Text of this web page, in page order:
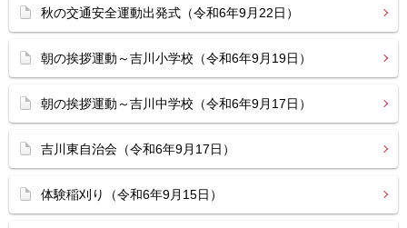
秋の交通安全運動出発式（令和6年9月22日）
朝の挨拶運動～吉川小学校（令和6年9月19日）
朝の挨拶運動～吉川中学校（令和6年9月17日）
吉川東自治会（令和6年9月17日）
体験稲刈り（令和6年9月15日）